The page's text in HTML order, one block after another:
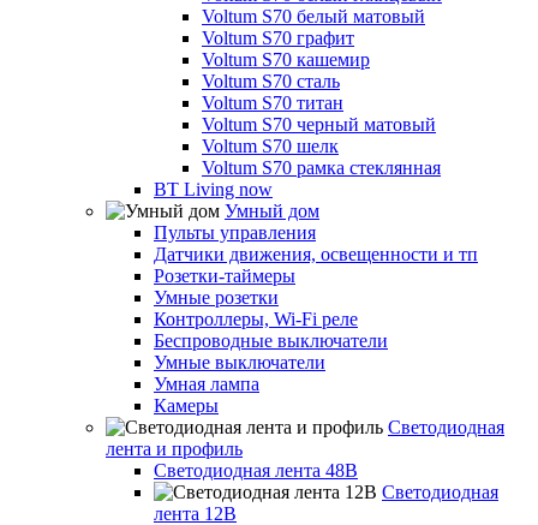
Voltum S70 белый матовый
Voltum S70 графит
Voltum S70 кашемир
Voltum S70 сталь
Voltum S70 титан
Voltum S70 черный матовый
Voltum S70 шелк
Voltum S70 рамка стеклянная
BT Living now
Умный дом
Пульты управления
Датчики движения, освещенности и тп
Розетки-таймеры
Умные розетки
Контроллеры, Wi-Fi реле
Беспроводные выключатели
Умные выключатели
Умная лампа
Камеры
Светодиодная
лента и профиль
Светодиодная лента 48В
Светодиодная
лента 12В